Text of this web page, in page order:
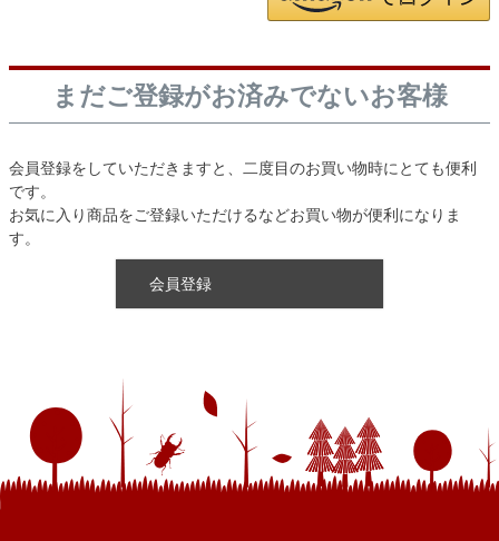
まだご登録がお済みでないお客様
会員登録をしていただきますと、二度目のお買い物時にとても便利
です。
お気に入り商品をご登録いただけるなどお買い物が便利になりま
す。
会員登録